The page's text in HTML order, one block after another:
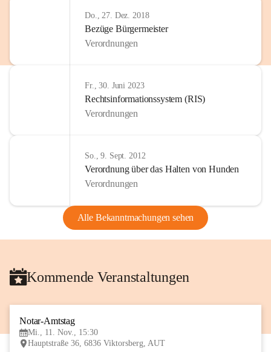
Do., 27. Dez. 2018
Bezüge Bürgermeister
Verordnungen
Fr., 30. Juni 2023
Rechtsinformationssystem (RIS)
Verordnungen
So., 9. Sept. 2012
Verordnung über das Halten von Hunden
Verordnungen
Alle Bekanntmachungen sehen
Kommende Veranstaltungen
Notar-Amtstag
Mi., 11. Nov., 15:30
Hauptstraße 36, 6836 Viktorsberg, AUT